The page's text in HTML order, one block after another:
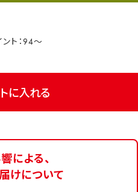
94
に入れる
による、
けについて